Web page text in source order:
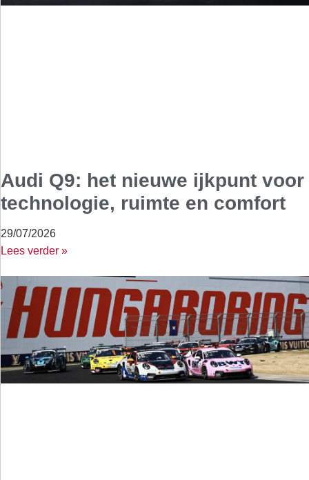
Audi Q9: het nieuwe ijkpunt voor
technologie, ruimte en comfort
29/07/2026
Lees verder »